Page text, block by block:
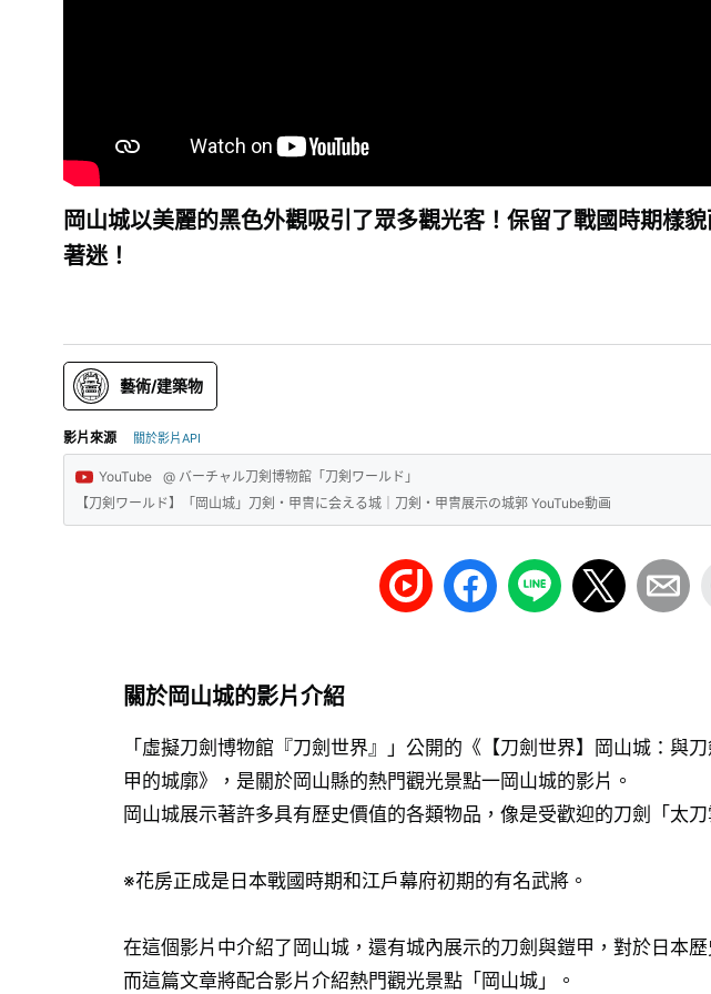
岡山城以美麗的黑色外觀吸引了眾多觀光客！保留了戰國時期樣
著迷！
藝術/建築物
影片來源 關於影片API
YouTube
@ バーチャル刀剣博物館「刀剣ワールド」
【刀剣ワールド】「岡山城」刀剣・甲冑に会える城｜刀剣・甲冑展示の城郭 YouTube動画
關於岡山城的影片介紹
「虛擬刀劍博物館『刀劍世界』」公開的《【刀劍世界】岡山城：與
甲的城廓》，是關於岡山縣的熱門觀光景點一岡山城的影片。
岡山城展示著許多具有歷史價值的各類物品，像是受歡迎的刀劍「太
※花房正成是日本戰國時期和江戶幕府初期的有名武將。
在這個影片中介紹了岡山城，還有城內展示的刀劍與鎧甲，對於日本
而這篇文章將配合影片介紹熱門觀光景點「岡山城」。